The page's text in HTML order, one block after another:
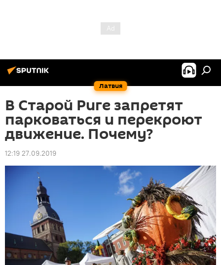
Латвия
В Старой Риге запретят
парковаться и перекроют
движение. Почему?
12:19 27.09.2019